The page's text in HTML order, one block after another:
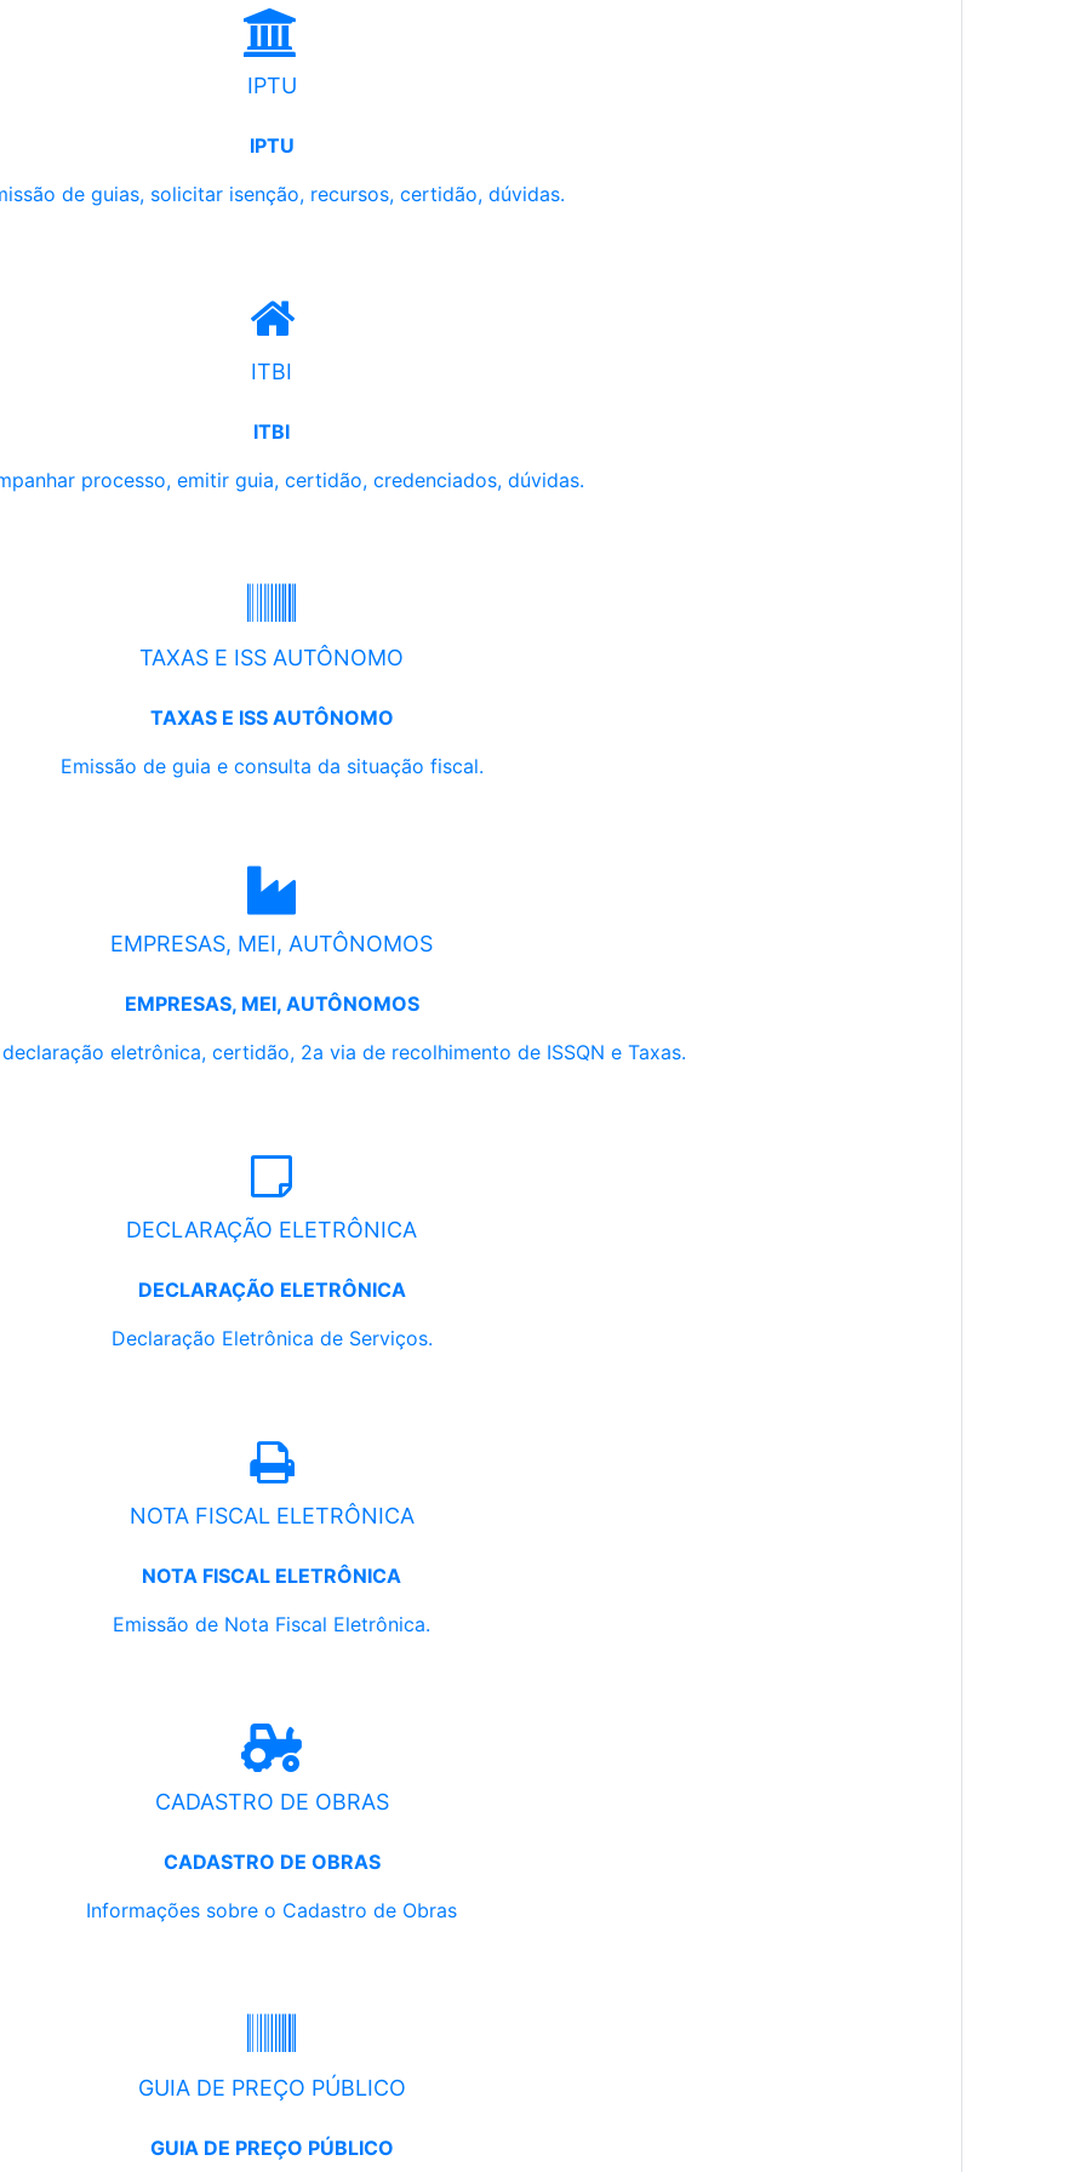
IPTU
IPTU
de guias, solicitar isenção, recursos, certidão, dúvidas.
ITBI
ITBI
processo, emitir guia, certidão, credenciados, dúvidas.
TAXAS E ISS AUTÔNOMO
TAXAS E ISS AUTÔNOMO
Emissão de guia e consulta da situação fiscal.
EMPRESAS, MEI, AUTÔNOMOS
EMPRESAS, MEI, AUTÔNOMOS
eletrônica, certidão, 2a via de recolhimento de ISSQN e Taxas.
DECLARAÇÃO ELETRÔNICA
DECLARAÇÃO ELETRÔNICA
Declaração Eletrônica de Serviços.
NOTA FISCAL ELETRÔNICA
NOTA FISCAL ELETRÔNICA
Emissão de Nota Fiscal Eletrônica.
CADASTRO DE OBRAS
CADASTRO DE OBRAS
Informações sobre o Cadastro de Obras
GUIA DE PREÇO PÚBLICO
GUIA DE PREÇO PÚBLICO